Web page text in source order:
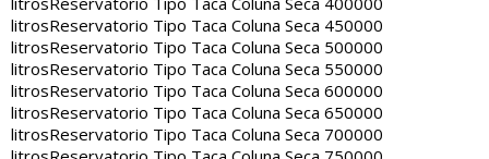
litrosReservatorio Tipo Taca Coluna Seca 450000
litrosReservatorio Tipo Taca Coluna Seca 500000
litrosReservatorio Tipo Taca Coluna Seca 550000
litrosReservatorio Tipo Taca Coluna Seca 600000
litrosReservatorio Tipo Taca Coluna Seca 650000
litrosReservatorio Tipo Taca Coluna Seca 700000